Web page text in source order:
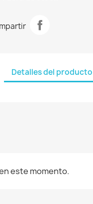
Detalles del producto
este momento.